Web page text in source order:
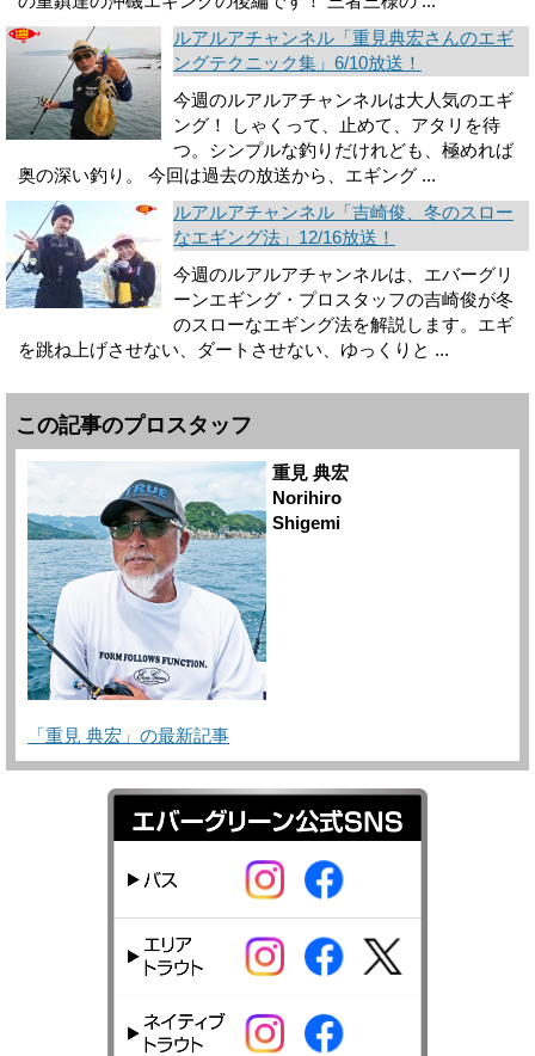
ルアルアチャンネル「重見典宏さんのエギ
ングテクニック集」6/10放送！
今週のルアルアチャンネルは大人気のエギ
ング！ しゃくって、止めて、アタリを待
つ。シンプルな釣りだけれども、極めれば
奥の深い釣り。 今回は過去の放送から、エギング ...
ルアルアチャンネル「吉崎俊、冬のスロー
なエギング法」12/16放送！
今週のルアルアチャンネルは、エバーグリ
ーンエギング・プロスタッフの吉崎俊が冬
のスローなエギング法を解説します。エギ
を跳ね上げさせない、ダートさせない、ゆっくりと ...
この記事のプロスタッフ
重見 典宏
Norihiro
Shigemi
「重見 典宏」の最新記事